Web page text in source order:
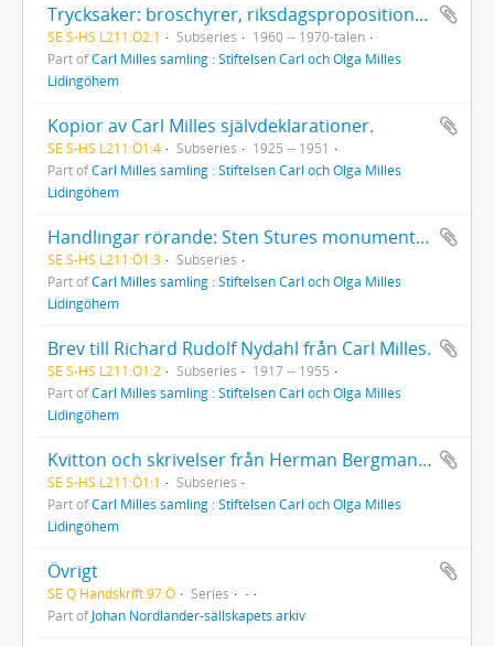
Trycksaker: broschyrer, riksdagspropositioner, stadskollegiets utlåtanden, regleringsbrev etc.
SE S-HS L211:Ö2:1 Subseries
1960 -- 1970-talen
Part ofCarl Milles samling : Stiftelsen Carl och Olga Milles
Lidingöhem
Kopior av Carl Milles självdeklarationer.
SE S-HS L211:Ö1:4 Subseries
1925 -- 1951
Part ofCarl Milles samling : Stiftelsen Carl och Olga Milles
Lidingöhem
Handlingar rörande: Sten Stures monument i Uppsala (1916-1923), Engelbrektsmonumentet (1920-1925).
SE S-HS L211:Ö1:3
Subseries
Part ofCarl Milles samling : Stiftelsen Carl och Olga Milles
Lidingöhem
Brev till Richard Rudolf Nydahl från Carl Milles.
SE S-HS L211:Ö1:2 Subseries
1917 -- 1955
Part ofCarl Milles samling : Stiftelsen Carl och Olga Milles
Lidingöhem
Kvitton och skrivelser från Herman Bergmans Konstgjuteri AB (1906-1909). Diverse räkningar, ekonomiska handlingar (1907-1908). Brev till och från Milles (1908-1909). Gåvobrev 1918 och 1938. Avtal med Kgl. Majt. (1948). Kopior av testamente (1953). Brev från brodern Evert Milles (1952). Fullmakt till advokaten Åkerlund (1953). Handlingar rörande Milles 80-årsdag (1955).
SE S-HS L211:Ö1:1
Subseries
Part ofCarl Milles samling : Stiftelsen Carl och Olga Milles
Lidingöhem
Övrigt
SE Q Handskrift 97:Ö Series
-
Part ofJohan Nordlander-sällskapets arkiv